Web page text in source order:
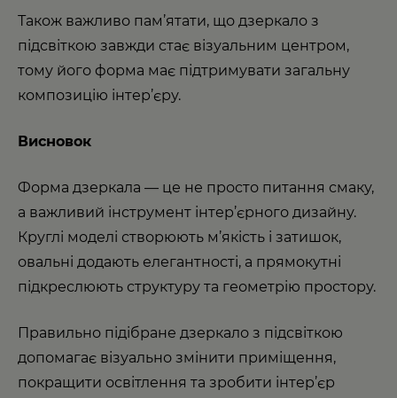
Також важливо пам’ятати, що дзеркало з
підсвіткою завжди стає візуальним центром,
тому його форма має підтримувати загальну
композицію інтер’єру.
Висновок
Форма дзеркала — це не просто питання смаку,
а важливий інструмент інтер’єрного дизайну.
Круглі моделі створюють м’якість і затишок,
овальні додають елегантності, а прямокутні
підкреслюють структуру та геометрію простору.
Правильно підібране дзеркало з підсвіткою
допомагає візуально змінити приміщення,
покращити освітлення та зробити інтер’єр